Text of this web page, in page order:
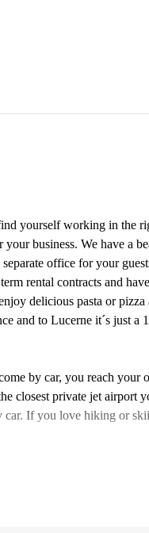
yourself working in the
business. We have a
office for your
rental contracts and
delicious pasta or pizza
and to Lucerne it´s just a
by car, you reach your
closest private jet airport
car. If you love hiking or